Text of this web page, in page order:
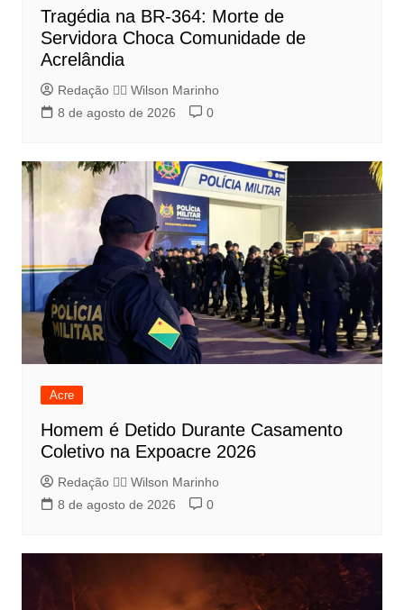
Tragédia na BR-364: Morte de
Servidora Choca Comunidade de
Acrelândia
Redação 👨‍⚖️​ Wilson Marinho
8 de agosto de 2026
0
Acre
Homem é Detido Durante Casamento
Coletivo na Expoacre 2026
Redação 👨‍⚖️​ Wilson Marinho
8 de agosto de 2026
0